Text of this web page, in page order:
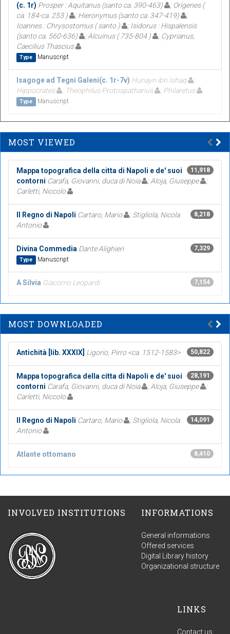
(c. 1r) Prosper : Aquitanus (santo ca. 390-463)
; Origenes (
ca. 184-ca. 253 )
; Hieronymus (santo ca. 347-419)
;
Ioannes : Chrysostomus ( santo )
; Isidorus : Hispalensis
(santo ca. 560-636)
; Alcuinus ( 735-804 )
; Cyprianus,
Caecilius Thascius
Type Manuscript
Isagoge ad Tegni Galeni(c. 1r-7v) Hunayn ibn Ishaq
Hippocrates
; Theophilus Protospatharius ; Philaretus
Type Manuscript
MOST VIEWED
11,918
Mappa topografica della citta di Napoli e de' suoi
contorni Carafa, Giovanni, duca di Noia ; Aloja, Giuseppe
;
Carletti, Niccolo
8,218
Il Regno di Napoli Cartaro, Mario
; Stigliola, Nicola
Antonio
7,329
Divina Commedia Dante Alighieri
Type Manuscript
7,154
A Silvia Giacomo Leopardi
MOST DOWNLOADED
50,822
Antichità [lib. XXXIX] Ligorio, Pirro <ca. 1512-1583>
28,191
Mappa topografica della citta di Napoli e de' suoi
contorni Carafa, Giovanni, duca di Noia ; Aloja, Giuseppe
;
Carletti, Niccolo
14,091
Il Regno di Napoli Cartaro, Mario
; Stigliola, Nicola
Antonio
8,410
Atlante ottomano
INVOLVED INSTITUTIONS INFORMATIONS
General informations
Offered services
Digital Library history
Organizational structure
LINKS
Contact us